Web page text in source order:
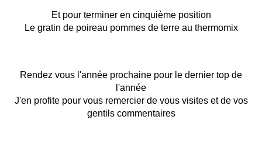
Et pour terminer en cinquième position
Le gratin de poireau pommes de terre au thermomix
Rendez vous l'année prochaine pour le dernier top de
l'année
J'en profite pour vous remercier de vous visites et de vos
gentils commentaires